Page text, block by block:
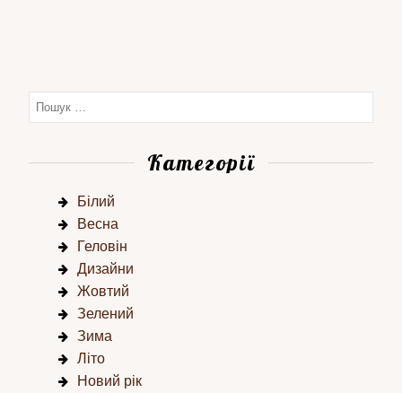
Категорії
Білий
Весна
Геловін
Дизайни
Жовтий
Зелений
Зима
Літо
Новий рік